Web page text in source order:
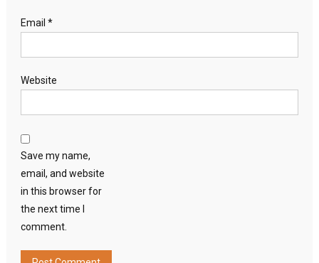
Email *
Website
Save my name,
email, and website
in this browser for
the next time I
comment.